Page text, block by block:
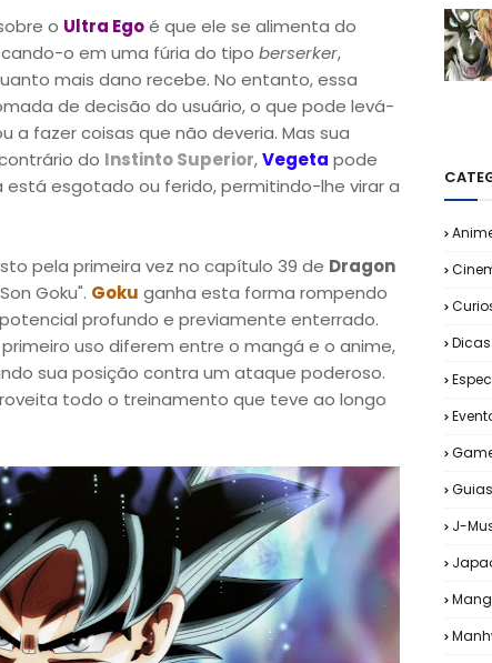
o Ultra Egoé que ele se alimenta do
o em uma fúria do tipo berserker,
mais dano recebe. No entanto, essa
de decisão do usuário, o que pode levá-
a fazer coisas que não deveria. Mas sua
do Instinto Superior,Vegeta pode
esgotado ou ferido, permitindo-lhe virar a
pela primeira vez no capítulo 39 de Dragon
Goku". Goku ganha esta forma rompendo
profundo e previamente enterrado.
uso diferem entre o mangá e o anime,
sua posição contra um ataque poderoso.
todo o treinamento que teve ao longo
Guias
J-